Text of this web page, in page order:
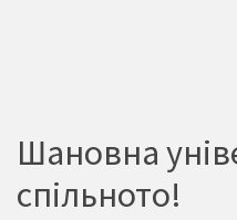
Шановна
спільното!